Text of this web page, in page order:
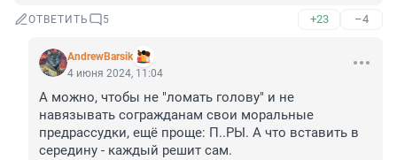
ОТВЕТИТЬ 5 +23 –4
AndrewBarsik
4 июня 2024, 11:04
А можно, чтобы не "ломать голову" и не
навязывать согражданам свои моральные
предрассудки, ещё проще: П..РЫ. А что вставить в
середину - каждый решит сам.